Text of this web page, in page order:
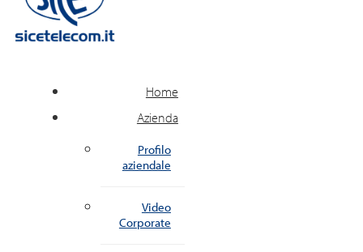
Home
Azienda
Profilo
aziendale
Video
Corporate